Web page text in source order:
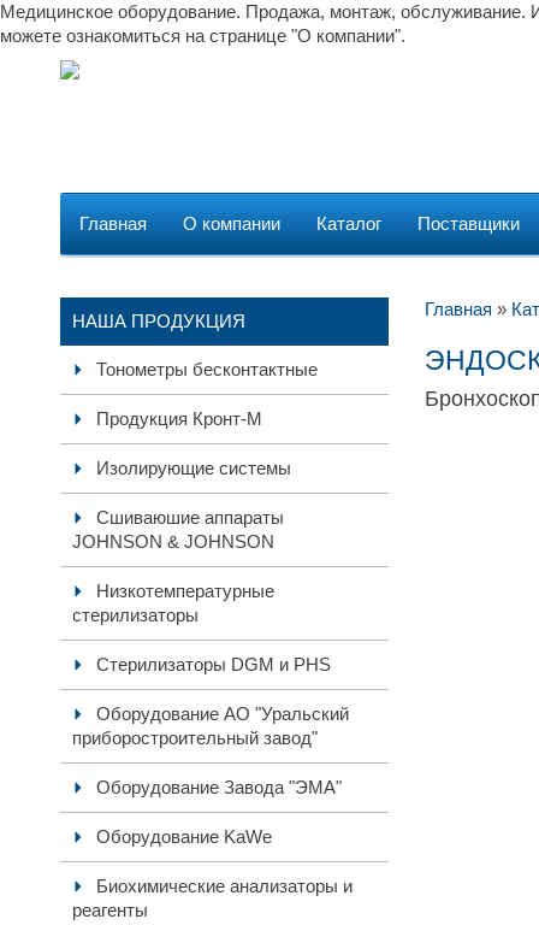
Медицинское оборудование. Продажа, монтаж, обслуживание.
можете ознакомиться на странице "О компании".
Главная О компании Каталог Поставщики
НАША ПРОДУКЦИЯ
Тонометры бесконтактные
Продукция Кронт-М
Изолирующие системы
Сшиваюшие аппараты
JOHNSON & JOHNSON
Низкотемпературные
стерилизаторы
Стерилизаторы DGM и PHS
Оборудование АО "Уральский
приборостроительный завод"
Оборудование Завода "ЭМА"
Оборудование KaWe
Биохимические анализаторы и
реагенты
Главная »